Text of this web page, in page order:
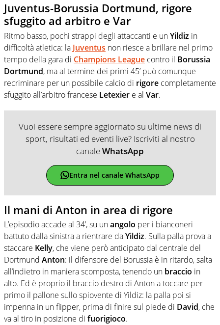
Juventus-Borussia Dortmund, rigore
sfuggito ad arbitro e Var
Ritmo basso, pochi strappi degli attaccanti e unYildiz in
difficoltà atletica: la Juventus non riesce a brillare nel primo
tempo della gara di Champions League contro il Borussia
Dortmund, ma al termine dei primi 45’ può comunque
recriminare per un possibile calcio di rigore completamente
sfuggito all’arbitro francese Letexier e al Var.
Vuoi essere sempre aggiornato su ultime news di
sport, risultati ed eventi live? Iscriviti al nostro
canaleWhatsApp
Entra nel canale WhatsApp
Il mani di Anton in area di rigore
L’episodio accade al 34’, su unangolo per i bianconeri
battuto dalla sinistra a rientrare daYildiz. Sulla palla prova a
staccare Kelly, che viene però anticipato dal centrale del
Dortmund Anton: il difensore del Borussia è in ritardo, salta
all’indietro in maniera scomposta, tenendo un braccio in
alto. Ed è proprio il braccio destro di Anton a toccare per
primo il pallone sullo spiovente di Yildiz: la palla poi si
impenna in un flipper, prima di finire sul piede di David, che
va al tiro in posizione di fuorigioco.